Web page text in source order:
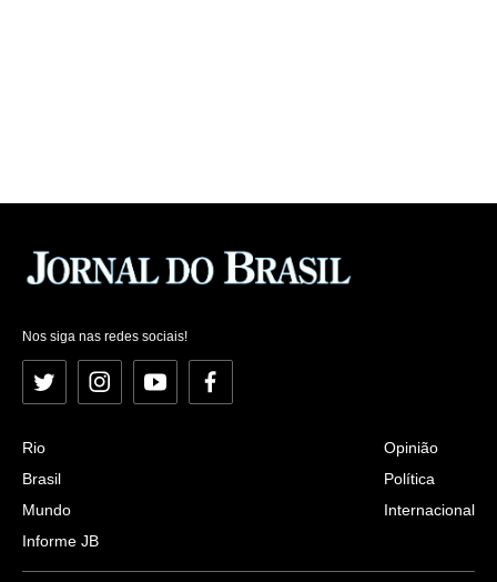
Nos siga nas redes sociais!
Twitter InstagramYouTubeFacebook
Rio
Brasil
Mundo
Informe JB
Opinião
Política
Internacional